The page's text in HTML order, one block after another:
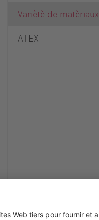
Variètè de matèriaux
ATEX